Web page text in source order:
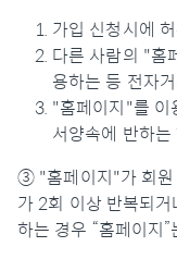
가입 신청시에
다른 사람의 "홈
용하는 등 전자
"홈페이지"를 이
서양속에 반하
③ "홈페이지"가 회원
가 2회 이상 반복되
하는 경우 “홈페이지